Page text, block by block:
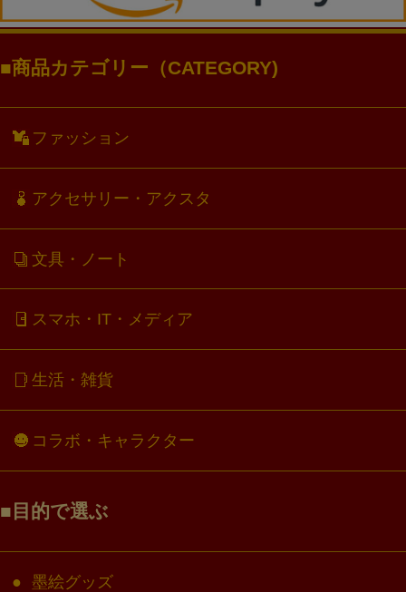
商品カテゴリー（CATEGORY)
ファッション
アクセサリー・アクスタ
文具・ノート
スマホ・IT・メディア
生活・雑貨
コラボ・キャラクター
目的で選ぶ
墨絵グッズ